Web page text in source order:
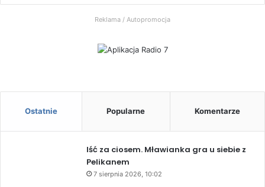
7
Reklama / Autopromocja
Ostatnie Popularne Komentarze
Iść za ciosem. Mławianka gra u siebie z
Pelikanem
7 sierpnia 2026, 10:02